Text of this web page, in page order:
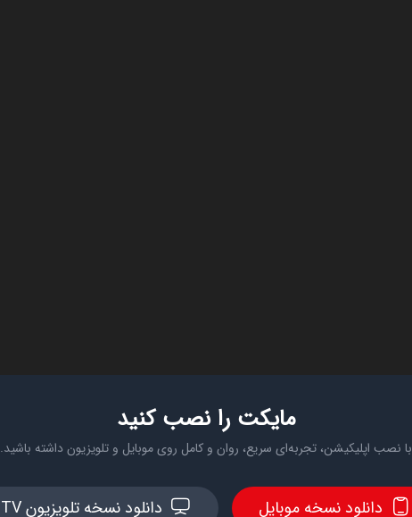
مایکت را نصب کنید
با نصب اپلیکیشن، تجربه‌ای سریع، روان و کامل روی موبایل و تلویزیون داشته باشید.
دانلود نسخه موبایل دانلود نسخه تلویزیون TV